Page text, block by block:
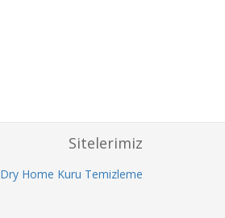
Sitelerimiz
Dry Home Kuru Temizleme